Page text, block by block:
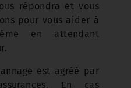
répondra et vous
pour vous aider à
en attendant
est agréé par
En cas